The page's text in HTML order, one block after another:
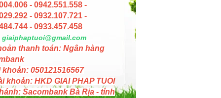
- 0942.551.558 -
- 0932.107.721 -
- 0933.457.458
giaiphaptuoi@gmail.com
thanh toán: Ngân hàng
khoản: 050121516567
khoản: HKD GIAI PHAP TUOI
Sacombank Bà Rịa - tỉnh